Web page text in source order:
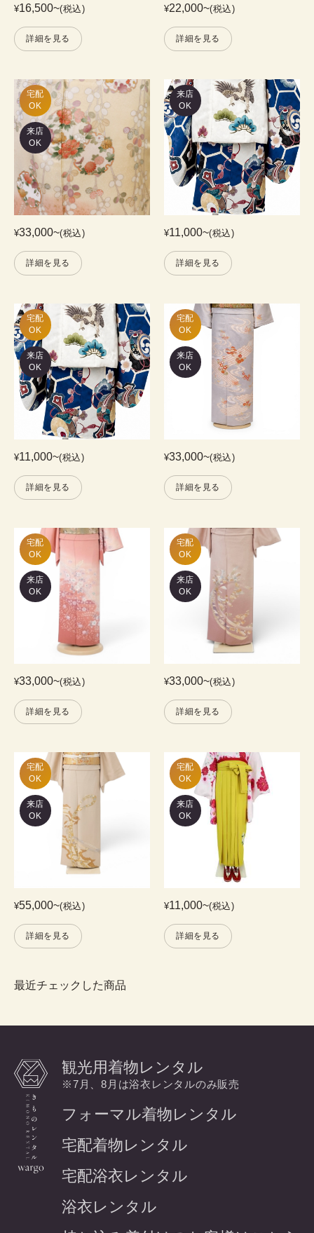
¥16,500~(税込)
詳細を見る
¥22,000~(税込)
詳細を見る
宅配
OK
来店
OK
¥33,000~(税込)
詳細を見る
来店
OK
¥11,000~(税込)
詳細を見る
宅配
OK
来店
OK
¥11,000~(税込)
詳細を見る
宅配
OK
来店
OK
¥33,000~(税込)
詳細を見る
宅配
OK
来店
OK
¥33,000~(税込)
詳細を見る
宅配
OK
来店
OK
¥33,000~(税込)
詳細を見る
宅配
OK
来店
OK
¥55,000~(税込)
詳細を見る
宅配
OK
来店
OK
¥11,000~(税込)
詳細を見る
最近チェックした商品
観光用着物レンタル
※7月、8月は浴衣レンタルのみ販売
フォーマル着物レンタル
宅配着物レンタル
宅配浴衣レンタル
浴衣レンタル